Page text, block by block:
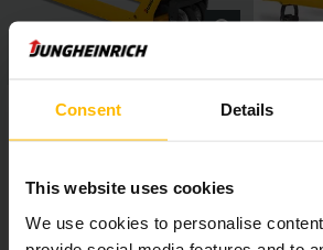
Consent Details
This website uses cookies
We use cookies to personalise